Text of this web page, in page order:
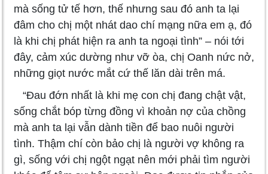
mà sống tử tế hơn, thế nhưng sau đó anh ta lại
đâm cho chị một nhát dao chí mạng nữa em ạ, đó
là khi chị phát hiện ra anh ta ngoại tình” – nói tới
đây, cảm xúc dường như vỡ òa, chị Oanh nức nở,
những giọt nước mắt cứ thế lăn dài trên má.
“Đau đớn nhất là khi mẹ con chị đang chật vật,
sống chắt bóp từng đồng vì khoản nợ của chồng
mà anh ta lại vẫn dành tiền để bao nuôi người
tình. Thậm chí còn bảo chị là người vợ không ra
gì, sống với chị ngột ngạt nên mới phải tìm người